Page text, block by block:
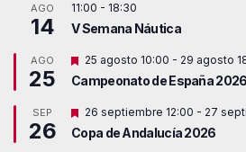
AGO
14
11:00 - 18:30
V Semana Náutica
AGO
25
D
s
a
c
25 agosto 10:00 - 29 agosto
Campeonato de España 2026
SEP
26
D
s
26 septiembre 12:00 - 27
Copa de Andalucía 2026